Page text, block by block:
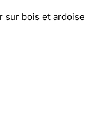
sur bois et ardoise